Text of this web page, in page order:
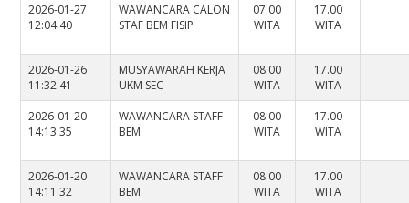
2026-01-27
12:04:40
WAWANCARA CALON
STAF BEM FISIP
07.00
WITA
17.00
WITA
2026-01-26
11:32:41
MUSYAWARAH KERJA
UKM SEC
08.00
WITA
17.00
WITA
2026-01-20
14:13:35
WAWANCARA STAFF
BEM
08.00
WITA
17.00
WITA
2026-01-20
14:11:32
WAWANCARA STAFF
BEM
08.00
WITA
17.00
WITA